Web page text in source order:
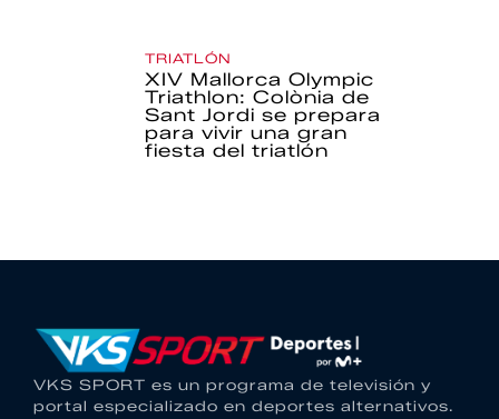
TRIATLÓN
XIV Mallorca Olympic
Triathlon: Colònia de
Sant Jordi se prepara
para vivir una gran
fiesta del triatlón
VKS SPORT es un programa de televisión y
portal especializado en deportes alternativos.